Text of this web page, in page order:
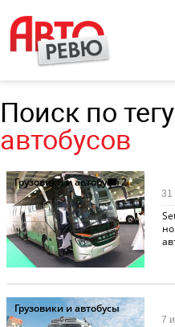
Поиск по тегу
автобусов
Грузовики и автобусы2
31
Грузовики и автобусы
7